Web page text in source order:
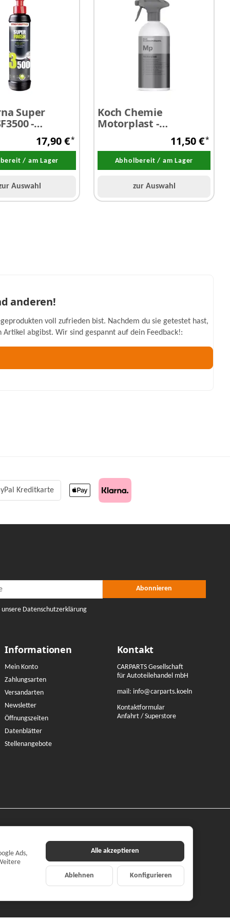
Super
-
17,90 €*
/ am Lager
Auswahl
Koch Chemie
Motorplast -
Motorkonservierer
11,50 €*
Abholbereit / am Lager
zur Auswahl
anderen!
voll zufrieden bist. Nachdem du sie getestet hast,
abgibst. Wir sind gespannt auf dein Feedback!:
Kreditkarte
Abonnieren Abonnieren
unsere Datenschutzerklärung
Informationen
Mein Konto
Zahlungsarten
Versandarten
Newsletter
Öffnungszeiten
Datenblätter
Stellenangebote
Kontakt
CARPARTS Gesellschaft
für Autoteilehandel mbH
mail: info@carparts.koeln
Kontaktformular
Anfahrt / Superstore
Alle akzeptieren
Ablehnen Konfigurieren
Ads,